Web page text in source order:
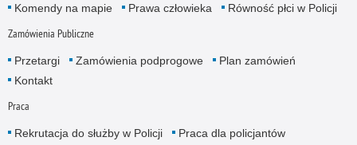
Komendy na mapie
Prawa człowieka Równość płci w Policji
Zamówienia Publiczne
Przetargi Zamówienia podprogowe
Plan zamówień
Kontakt
Praca
Rekrutacja do służby w Policji
Praca dla policjantów